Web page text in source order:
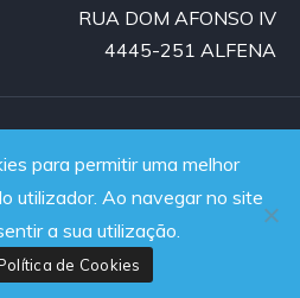
RUA DOM AFONSO IV
4445-251 ALFENA
by JanelaWeb
para permitir uma melhor
utilizador. Ao navegar no site
a sua utilização.
de Cookies